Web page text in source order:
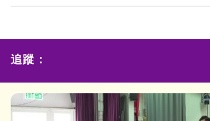
追蹤：